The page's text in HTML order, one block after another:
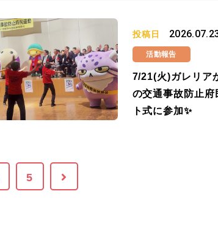
投稿日
活動報告
7/21(火)ガレリア
の交通事故防止府
ト式に参加✨
5